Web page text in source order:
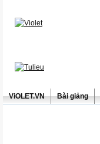
ViOLET.VN Bài giảng